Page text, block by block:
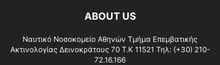
ABOUT US
Ναυτικό Νοσοκομείο Αθηνών Τμήμα Επεμβατικής
Ακτινολογίας Δεινοκράτους 70 Τ.Κ 11521 Τηλ: (+30) 210-
72.16.166